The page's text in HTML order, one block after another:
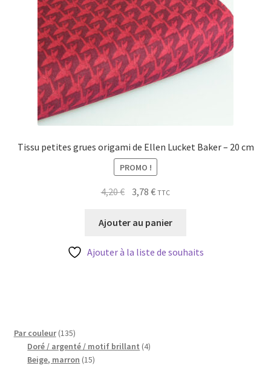
Tissu petites grues origami de Ellen Lucket Baker – 20 cm
PROMO !
4,20€ Le
initial
4,20 €.
3,78€Le
actuel
3,78 €.
TTC
Ajouter au panier
Ajouter à la liste de souhaits
Par couleur 135135
produits
Doré / argenté / motif brillant 44
Beige, marron 1515